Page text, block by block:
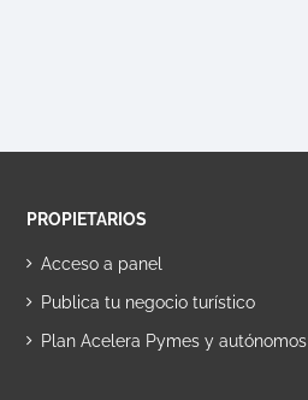
PROPIETARIOS
Acceso a panel
Publica tu negocio turístico
Plan Acelera Pymes y autónomos